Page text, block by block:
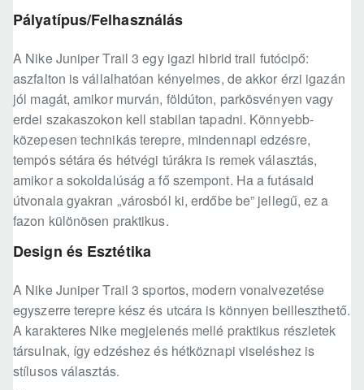
Pályatípus/Felhasználás
A Nike Juniper Trail 3 egy igazi hibrid trail futócipő:
aszfalton is vállalhatóan kényelmes, de akkor érzi igazán
jól magát, amikor murván, földúton, parkösvényen vagy
erdei szakaszokon kell stabilan tapadni. Könnyebb-
közepesen technikás terepre, mindennapi edzésre,
tempós sétára és hétvégi túrákra is remek választás,
amikor a sokoldalúság a fő szempont. Ha a futásaid
útvonala gyakran „városból ki, erdőbe be” jellegű, ez a
fazon különösen praktikus.
Design és Esztétika
A Nike Juniper Trail 3 sportos, modern vonalvezetése
egyszerre terepre kész és utcára is könnyen beilleszthető.
A karakteres Nike megjelenés mellé praktikus részletek
társulnak, így edzéshez és hétköznapi viseléshez is
stílusos választás.